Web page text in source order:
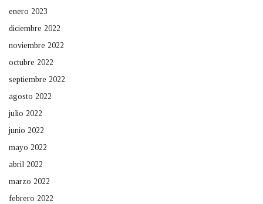
enero 2023
diciembre 2022
noviembre 2022
octubre 2022
septiembre 2022
agosto 2022
julio 2022
junio 2022
mayo 2022
abril 2022
marzo 2022
febrero 2022